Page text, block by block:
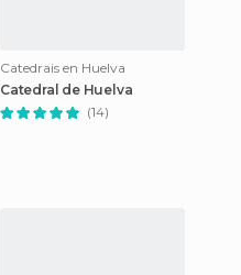
Catedrais en Huelva
Catedral de Huelva
(14)